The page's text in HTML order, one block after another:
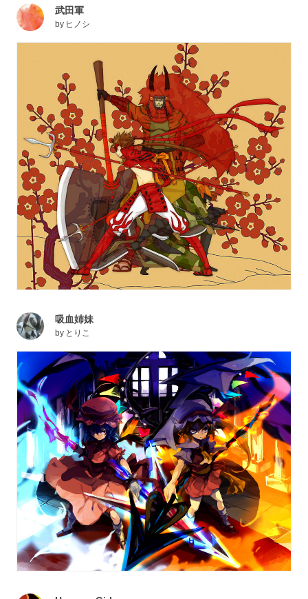
武田軍
by ヒノシ
吸血姉妹
by とりこ